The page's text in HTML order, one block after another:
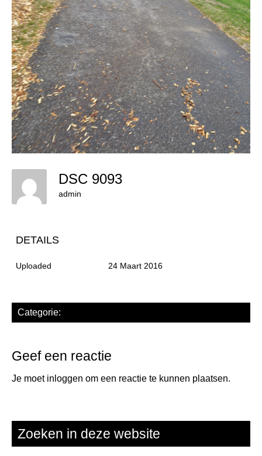
DSC 9093
admin
DETAILS
Uploaded 24 Maart 2016
Categorie:
Geef een reactie
Je moet inloggen om een reactie te kunnen plaatsen.
Zoeken in deze website